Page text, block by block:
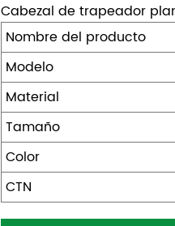
Cabezal de trapeador
Nombre del producto
Modelo
Material
Tamaño
Color
CTN